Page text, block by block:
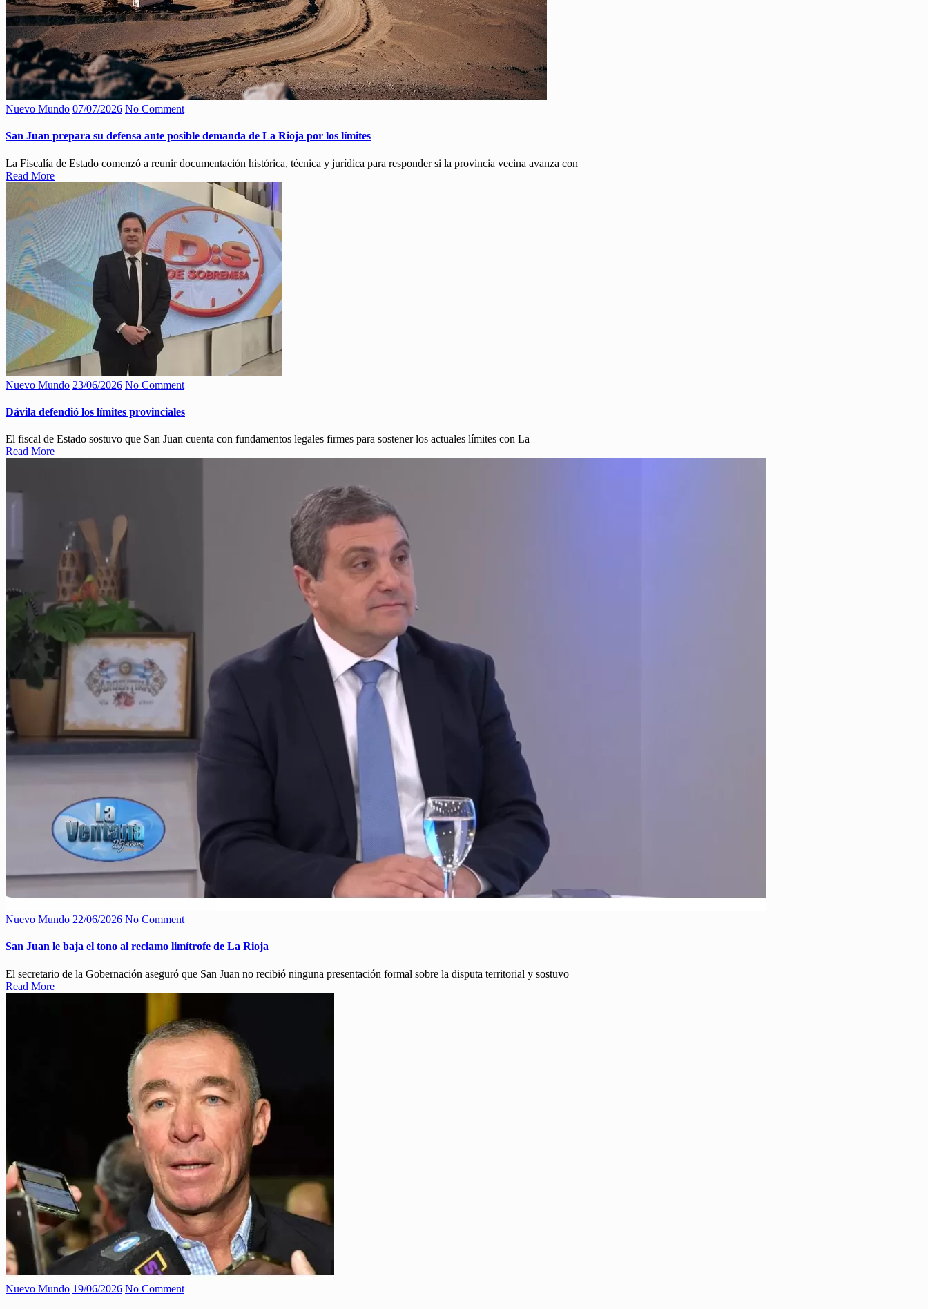
Nuevo Mundo 07/07/2026 No Comment
San Juan prepara su defensa ante posible demanda de La Rioja por los límites
La Fiscalía de Estado comenzó a reunir documentación histórica, técnica y jurídica para responder si la provincia vecina avanza con
Read More
Nuevo Mundo 23/06/2026 No Comment
Dávila defendió los límites provinciales
El fiscal de Estado sostuvo que San Juan cuenta con fundamentos legales firmes para sostener los actuales límites con La
Read More
Nuevo Mundo 22/06/2026 No Comment
San Juan le baja el tono al reclamo limítrofe de La Rioja
El secretario de la Gobernación aseguró que San Juan no recibió ninguna presentación formal sobre la disputa territorial y sostuvo
Read More
Nuevo Mundo 19/06/2026 No Comment